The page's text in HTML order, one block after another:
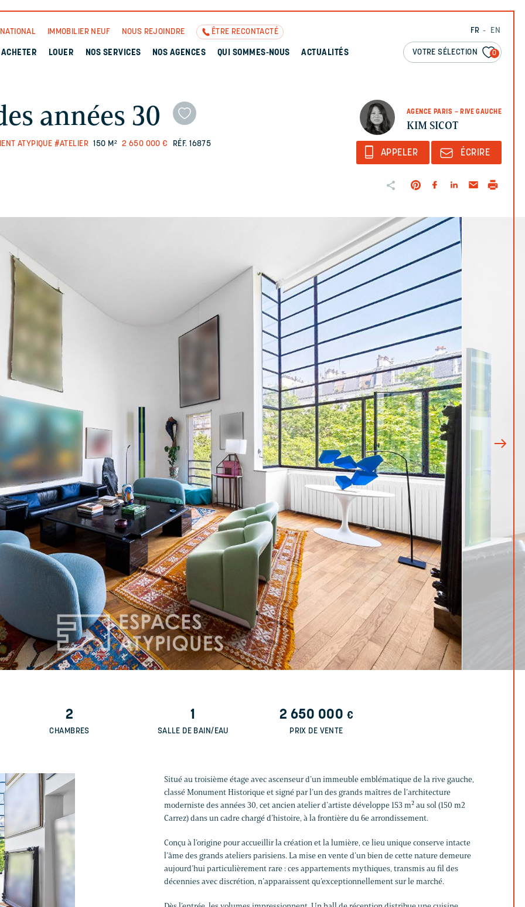
FR EN
VOTRE SÉLECTION 0
IMMOBILIER NEUF NOUS REJOINDRE ÊTRE RECONTACTÉ
ACHETER LOUER NOS SERVICES NOS AGENCES QUI SOMMES-NOUS ACTUALITÉS
AGENCE PARIS – RIVE GAUCHE
KIM SICOT
années 30
ATYPIQUE #ATELIER 150 M² 2 650 000 € RÉF. 16875
APPELER ÉCRIRE
2
CHAMBRES
1
SALLE DE BAIN/EAU
2 650 000 €
PRIX DE VENTE
Situé au troisième étage avec ascenseur d’un immeuble emblématique de la rive gauche,
classé Monument Historique et signé par l’un des grands maîtres de l’architecture
moderniste des années 30, cet ancien atelier d’artiste développe 153 m² au sol (150 m2
Carrez) dans un cadre chargé d’histoire, à la frontière du 6e arrondissement.
Conçu à l’origine pour accueillir la création et la lumière, ce lieu unique conserve intacte
l’âme des grands ateliers parisiens. La mise en vente d’un bien de cette nature demeure
aujourd’hui particulièrement rare : ces appartements mythiques, transmis au fil des
décennies avec discrétion, n’apparaissent qu’exceptionnellement sur le marché.